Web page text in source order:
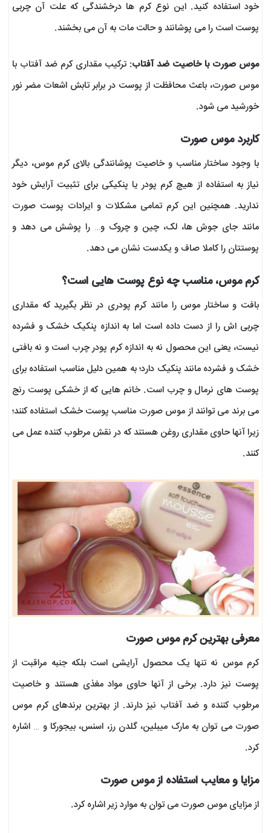
خود استفاده کنید. این نوع کرم ها درخشندگی که علت آن چربی
پوست است را می پوشانند و حالت مات به آن می بخشند.
موس صورت با خاصیت ضد آفتاب: ترکیب مقداری کرم ضد آفتاب با
موس صورت، باعث محافظت از پوست در برابر تابش اشعات مضر نور
خورشید می شود.
کاربرد موس صورت
با وجود ساختار مناسب و خاصیت پوشانندگی بالای کرم موس، دیگر
نیاز به استفاده از هیچ کرم پودر یا پنکیکی برای تثبیت آرایش خود
ندارید. همچنین این کرم تمامی مشکلات و ایرادات پوست صورت
مانند جای جوش ها، لک، چین و چروک و… را پوشش می دهد و
پوستتان را کاملا صاف و یکدست نشان می دهد.
کرم موس، مناسب چه نوع پوست هایی است؟
بافت و ساختار موس را مانند کرم پودری در نظر بگیرید که مقداری
چربی اش را از دست داده است اما به اندازه پنکیک خشک و فشرده
نیست، یعنی این محصول نه به اندازه کرم پودر چرب است و نه بافتی
خشک و فشرده مانند پنکیک دارد؛ به همین دلیل مناسب استفاده برای
پوست های نرمال و چرب است. خانم هایی که از خشکی پوست رنج
می برند می توانند از موس صورت مناسب پوست خشک استفاده کنند؛
زیرا آنها حاوی مقداری روغن هستند که در نقش مرطوب کننده عمل می
کنند.
معرفی بهترین کرم موس صورت
کرم موس نه تنها یک محصول آرایشی است بلکه جنبه مراقبت از
پوست نیز دارد. برخی از آنها حاوی مواد مغذی هستند و خاصیت
مرطوب کننده و ضد آفتاب نیز دارند. از بهترین برندهای کرم موس
صورت می توان به مارک میبلین، گلدن رز، اسنس، بیجورکا و … اشاره
کرد.
مزایا و معایب استفاده از موس صورت
از مزایای موس صورت می توان به موارد زیر اشاره کرد.